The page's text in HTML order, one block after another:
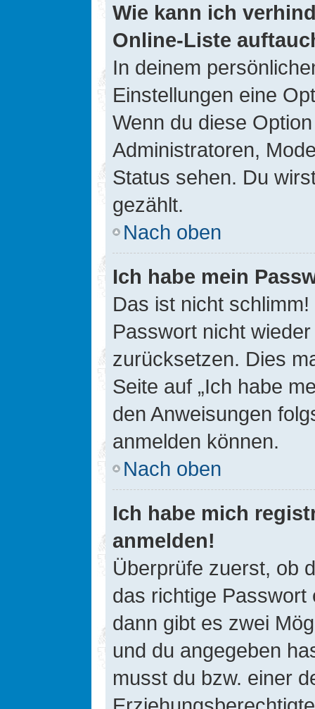
Wie kann ich
Online-Liste
In deinem
Einstellungen eine
Wenn du diese
Administratoren,
Status sehen. Du
gezählt.
Nach oben
Ich habe mein
Das ist nicht
Passwort nicht
zurücksetzen. Dies
Seite auf „Ich habe
den Anweisungen
anmelden können.
Nach oben
Ich habe mich
anmelden!
Überprüfe zuerst, ob
das richtige Passwort
dann gibt es zwei
und du angegeben
musst du bzw. einer